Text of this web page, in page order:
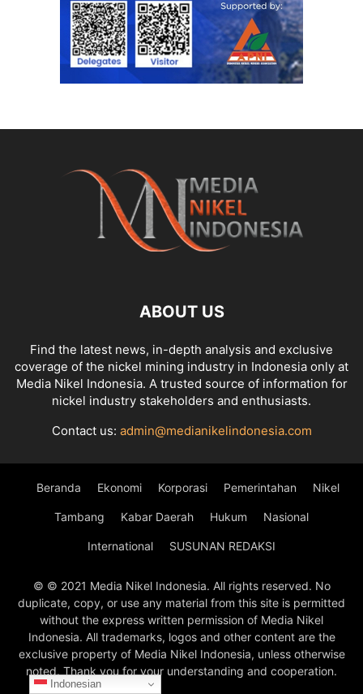
ABOUT US
Find the latest news, in-depth analysis and exclusive
coverage of the nickel mining industry in Indonesia only at
Media Nikel Indonesia. A trusted source of information for
nickel industry stakeholders and enthusiasts.
Contact us: admin@medianikelindonesia.com
Beranda Ekonomi Korporasi Pemerintahan Nikel
Tambang Kabar Daerah Hukum Nasional
International SUSUNAN REDAKSI
© © 2021 Media Nikel Indonesia. All rights reserved. No
duplicate, copy, or use any material from this site is permitted
without the express written permission of Media Nikel
Indonesia. All trademarks, logos and other content are the
exclusive property of Media Nikel Indonesia, unless otherwise
noted. Thank you for your understanding and cooperation.
Indonesian